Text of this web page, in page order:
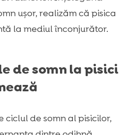
ușor, realizăm că pisica
la mediul înconjurător.
de somn la pisici
ciclul de somn al pisicilor,